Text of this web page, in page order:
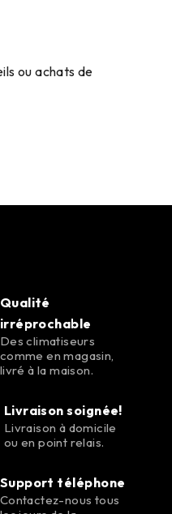
ou achats de
Qualité
irréprochable
Des climatiseurs
comme en magasin,
livré à la maison.
Livraison soignée!
Livraison à domicile
ou en point relais.
Support téléphone
Contactez-nous tous